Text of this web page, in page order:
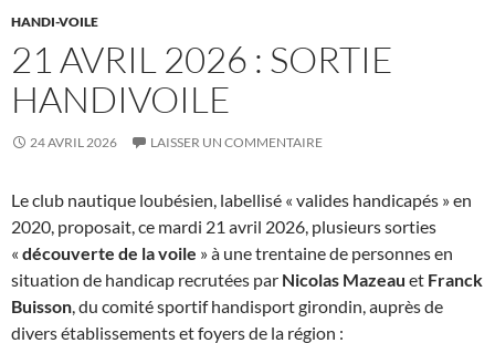
HANDI-VOILE
21 AVRIL 2026 : SORTIE
HANDIVOILE
24 AVRIL 2026 LAISSER UN COMMENTAIRE
Le club nautique loubésien, labellisé « valides handicapés » en
2020, proposait, ce mardi 21 avril 2026, plusieurs sorties
« découverte de la voile » à une trentaine de personnes en
situation de handicap recrutées par Nicolas Mazeau et Franck
Buisson, du comité sportif handisport girondin, auprès de
divers établissements et foyers de la région :